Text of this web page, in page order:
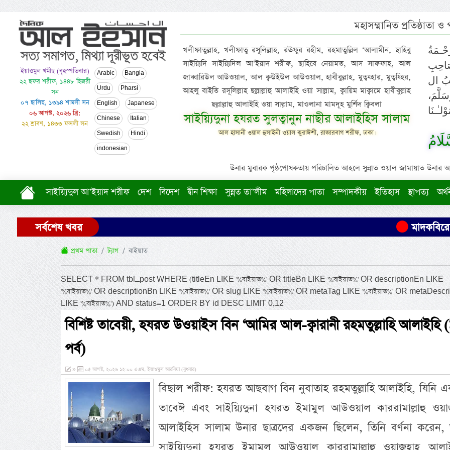
ইয়াওমুল খমীছ (বৃহস্পতিবার)
২২ ছফর শরীফ, ১৪৪৮ হিজরী
সন
০৭ ছালিছ, ১৩৯৪ শামসী সন
০৬ আগস্ট, ২০২৬ খ্রি:
২২ শ্রাবণ, ১৪৩৩ ফসলী সন
Arabic Bangla
Urdu Pharsi
English Japanese
Chinese Italian
Swedish Hindi
indonesian
মহাসম্মানিত প্রতিষ্ঠাতা
খলীফাতুল্লাহ, খলীফাতু রসূলিল্লাহ, রঊফুর রহীম, রহমাতুল্লিল ‘আলামীন, ছাহিবু
সাইয়্যিদি সাইয়্যিদিল আ’ইয়াদ শরীফ, ছাহিবে নেয়ামত, আস সাফফাহ, আল
জাব্বারিউল আউওয়াল, আল ক্বউইউল আউওয়াল, হাবীবুল্লাহ, মুত্বহ্হার, মুত্বহ্হির,
আহলু বাইতি রসূলিল্লাহ ছল্লাল্লাহু আলাইহি ওয়া সাল্লাম, ক্বায়িম মাক্বামে হাবীবুল্লাহ
ছল্লাল্লাহু আলাইহি ওয়া সাল্লাম, মাওলানা মামদূহ মুর্শিদ ক্বিবলা
সাইয়্যিদুনা হযরত সুলত্বানুন নাছীর আলাইহিস সালাম
আল হাসানী ওয়াল হুসাইনী ওয়াল কুরাঈশী, রাজারবাগ শরীফ, ঢাকা।
ال
উনার মুবারক পৃষ্ঠপোষকতায় পরিচালিত আহলে সুন্নাত ওয়াল জামায়াত উনার
সাইয়্যিদুল আ’ইয়াদ শরীফ দেশ বিদেশ দ্বীন শিক্ষা সুন্নত তা’লীম মহিলাদের পাতা সম্পাদকীয় ইতিহাস স্থাপত্য
সর্বশেষ খবর মাদকবিরোধী
প্রথম পাতা ট্যাগ বাইয়াত
SELECT * FROM tbl_post WHERE (titleEn LIKE '%বাইয়াত%' OR titleBn LIKE '%বাইয়াত%' OR descriptionEn LIKE
'%বাইয়াত%' OR descriptionBn LIKE '%বাইয়াত%' OR slug LIKE '%বাইয়াত%' OR metaTag LIKE '%বাইয়াত%' OR
LIKE '%বাইয়াত%') AND status=1 ORDER BY id DESC LIMIT 0,12
বিশিষ্ট তাবেয়ী, হযরত উওয়াইস বিন ‘আমির আল-ক্বারানী রহমতুল্লাহি আলাইহি
পর্ব)
» ০৫ আগস্ট, ২০২৬ ১২:০০ এএম, ইয়াওমুল আরবিয়া (বুধবার)
বিছাল শরীফ: হযরত আছবাগ বিন নুবাতাহ রহমতুল্লাহি আলাইহি, যিনি
তাবেঈ এবং সাইয়্যিদুনা হযরত ইমামুল আউওয়াল কাররামাল্লাহু
আলাইহিস সালাম উনার ছাত্রদের একজন ছিলেন, তিনি বর্ণনা